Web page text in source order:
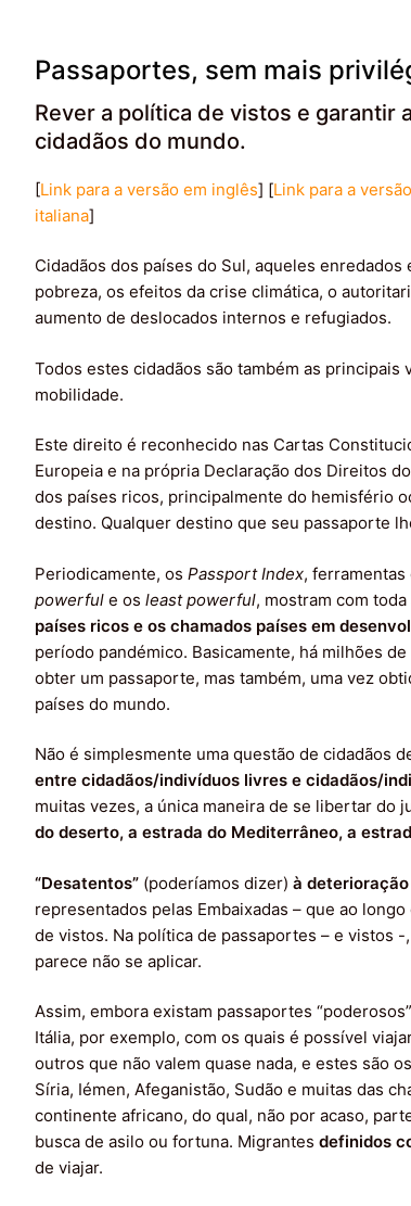
Passaportes, sem mais
Rever a política de vistos e garantir
cidadãos do mundo.
[Link para a versão em inglês] [Link para a
italiana]
Cidadãos dos países do Sul, aqueles
pobreza, os efeitos da crise climática, o
aumento de deslocados internos e refugiados.
Todos estes cidadãos são também as principais
mobilidade.
Este direito é reconhecido nas Cartas
Europeia e na própria Declaração dos Direitos
dos países ricos, principalmente do hemisfério
destino. Qualquer destino que seu passaporte
Periodicamente, os Passport Index,
powerful e os least powerful, mostram com
países ricos e os chamados países em
período pandémico. Basicamente, há milhões
obter um passaporte, mas também, uma vez
países do mundo.
Não é simplesmente uma questão de cidadãos
entre cidadãos/indivíduos livres e cidadãos/
muitas vezes, a única maneira de se libertar do
do deserto, a estrada do Mediterrâneo, a
“Desatentos” (poderíamos dizer) à
representados pelas Embaixadas – que ao
de vistos. Na política de passaportes – e vistos
parece não se aplicar.
Assim, embora existam passaportes
Itália, por exemplo, com os quais é possível
outros que não valem quase nada, e estes são
Síria, Iémen, Afeganistão, Sudão e muitas das
continente africano, do qual, não por acaso,
busca de asilo ou fortuna. Migrantes definidos
de viajar.